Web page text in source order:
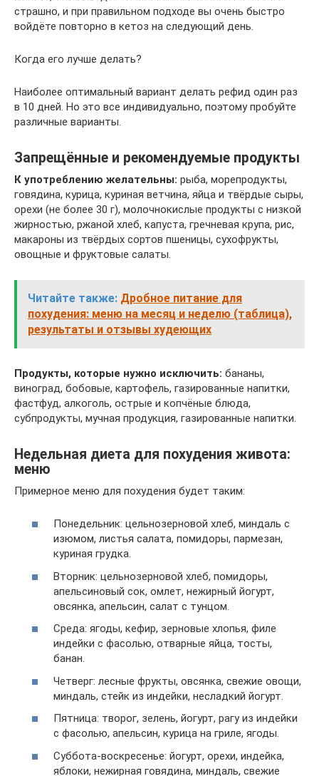
страшно, и при правильном подходе вы очень быстро
войдёте повторно в кетоз на следующий день.
Когда его лучше делать?
Наиболее оптимальный вариант делать рефид один раз
в 10 дней. Но это все индивидуально, поэтому пробуйте
различные варианты.
Запрещённые и рекомендуемые продукты
К употреблению желательны: рыба, морепродукты,
говядина, курица, куриная ветчина, яйца и твёрдые сыры,
орехи (не более 30 г), молочнокислые продукты с низкой
жирностью, ржаной хлеб, капуста, гречневая крупа, рис,
макароны из твёрдых сортов пшеницы, сухофрукты,
овощные и фруктовые салаты.
Читайте также: Дробное питание для
похудения: меню на месяц и неделю (таблица),
результаты и отзывы худеющих
Продукты, которые нужно исключить: бананы,
виноград, бобовые, картофель, газированные напитки,
фастфуд, алкоголь, острые и копчёные блюда,
субпродукты, мучная продукция, газированные напитки.
Недельная диета для похудения живота:
меню
Примерное меню для похудения будет таким:
Понедельник: цельнозерновой хлеб, миндаль с
изюмом, листья салата, помидоры, пармезан,
куриная грудка.
Вторник: цельнозерновой хлеб, помидоры,
апельсиновый сок, омлет, нежирный йогурт,
овсянка, апельсин, салат с тунцом.
Среда: ягоды, кефир, зерновые хлопья, филе
индейки с фасолью, отварные яйца, тосты,
банан.
Четверг: лесные фрукты, овсянка, свежие овощи,
миндаль, стейк из индейки, несладкий йогурт.
Пятница: творог, зелень, йогурт, рагу из индейки
с фасолью, апельсин, курица на гриле, ягоды.
Суббота-воскресенье: йогурт, орехи, индейка,
яблоки, нежирная говядина, миндаль, свежие